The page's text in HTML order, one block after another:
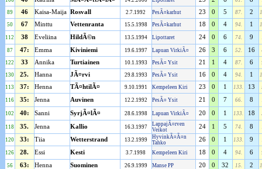
89 46 Kaisa-Maija Rosvall 2.7.1992 PesÃ¤karhut 23 0 5 87. 2
50 67 Minttu Vettenranta 15.5.1998 PesÃ¤karhut 18 0 4 94. 1
112 38 Eveliina HildÃ©n 13.5.1994 Lipottaret 24 0 6 74. 9
87 47: Emma Kiviniemi 19.6.1997 Lapuan VirkiÃ¤ 26 3 6 52. 16
122 33 Annika Turtiainen 10.1.1993 PesÃ¤ Ysit 21 1 4 87. 6
130 25. Hanna JÃ¤rvi 29.8.1993 PesÃ¤ Ysit 16 0 4 94. 1
113 37: Henna TÃ¤htilÃ¤ 9.10.1991 Kempeleen Kiri 23 0 1 133. 13
116 35: Jenna Auvinen 12.2.1992 PesÃ¤ Ysit 21 0 7 66. 8
102 40: Sanni SyrjÃ¤lÃ¤ 28.6.1998 Lapuan VirkiÃ¤ 20 0 1 133. 18
118 35. Jenna Kallio 16.3.1997
LappajÃ¤rven
Veikot
24 1 5 74. 8
120 33: Tiia Wetterstrand 13.2.1999
HyvinkÃ¤Ã¤n
Tahko
26 0 1 133. 9
126 28. Essi Kesti 3.7.1998 Kempeleen Kiri 18 0 4 94. 6
56 63: Henna Suominen 26.9.1999 Manse PP 20 0 32 15. 2